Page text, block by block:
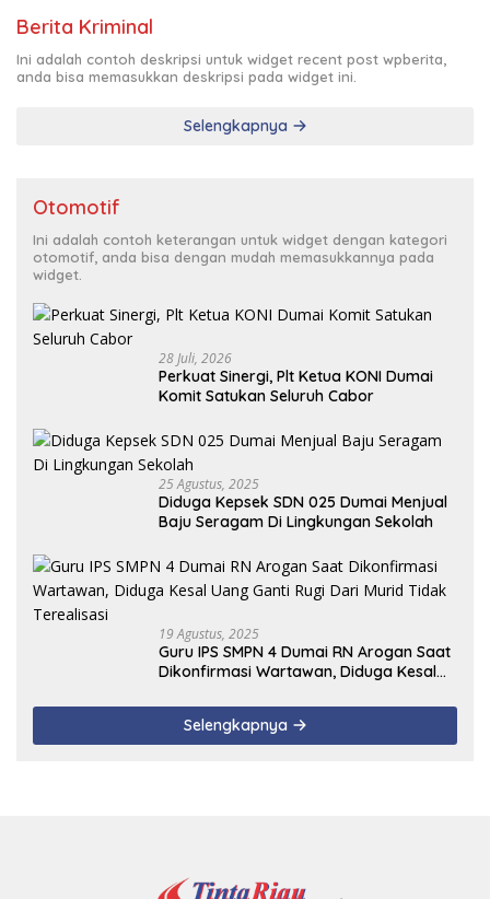
Berita Kriminal
Ini adalah contoh deskripsi untuk widget recent post wpberita,
anda bisa memasukkan deskripsi pada widget ini.
Selengkapnya
Otomotif
Ini adalah contoh keterangan untuk widget dengan kategori
otomotif, anda bisa dengan mudah memasukkannya pada
widget.
28 Juli, 2026
Perkuat Sinergi, Plt Ketua KONI Dumai
Komit Satukan Seluruh Cabor
25 Agustus, 2025
Diduga Kepsek SDN 025 Dumai Menjual
Baju Seragam Di Lingkungan Sekolah
19 Agustus, 2025
Guru IPS SMPN 4 Dumai RN Arogan Saat
Dikonfirmasi Wartawan, Diduga Kesal
Terealisasi
Selengkapnya